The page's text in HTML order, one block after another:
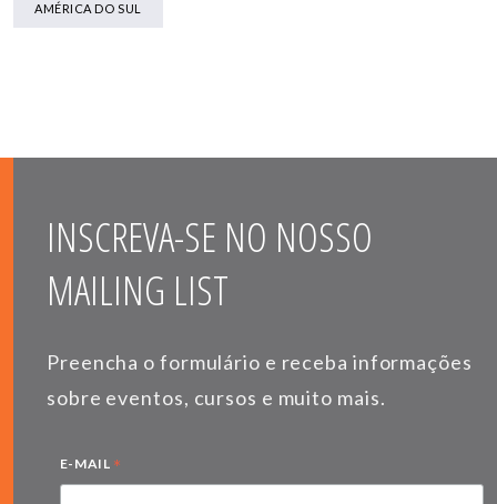
AMÉRICA DO SUL
INSCREVA-SE NO NOSSO
MAILING LIST
Preencha o formulário e receba informações
sobre eventos, cursos e muito mais.
E-MAIL *